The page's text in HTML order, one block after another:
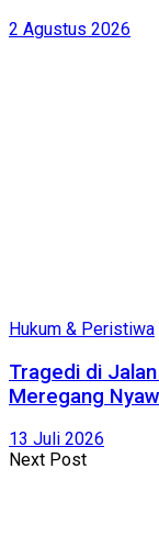
2 Agustus 2026
Hukum & Peristiwa
Tragedi di
Meregang
13 Juli 2026
Next Post